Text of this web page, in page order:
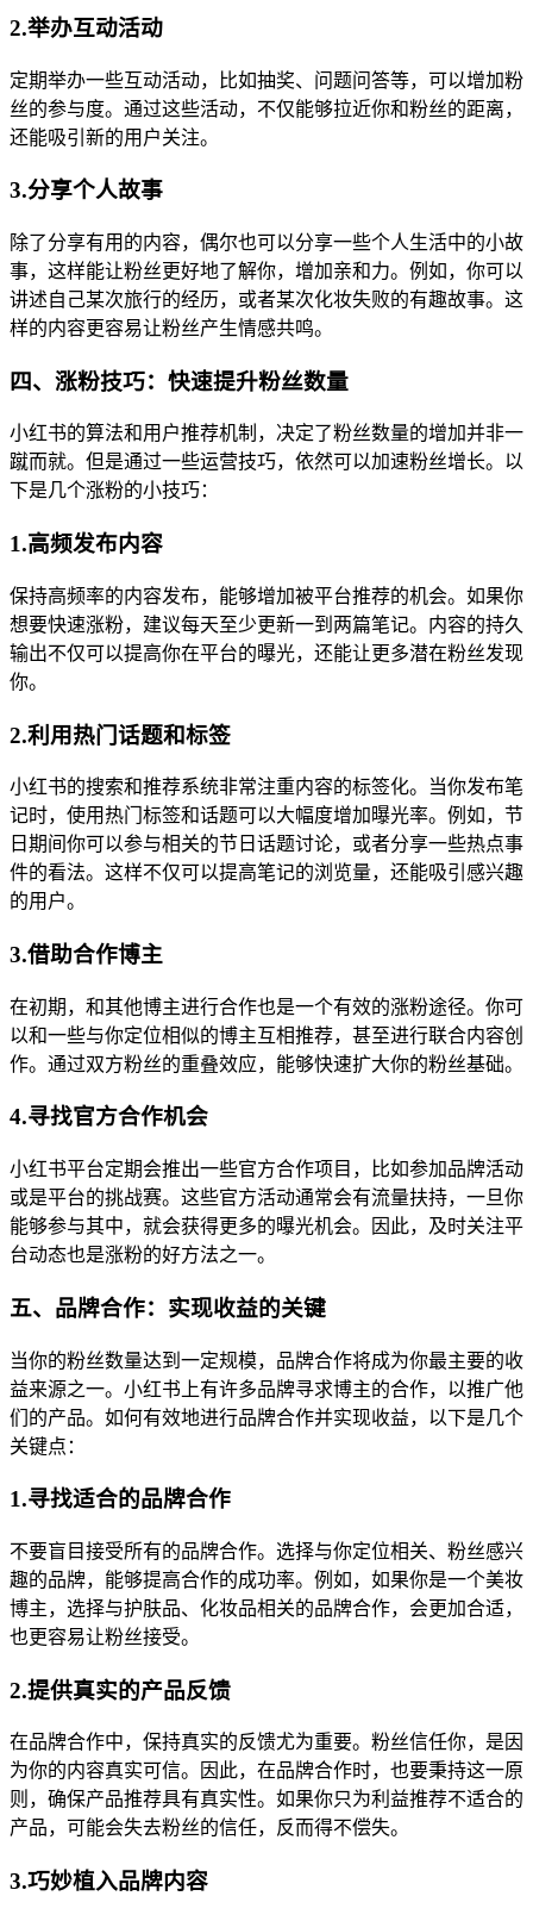
2.举办互动活动
定期举办一些互动活动，比如抽奖、问题问答等，可以增加粉
丝的参与度。通过这些活动，不仅能够拉近你和粉丝的距离，
还能吸引新的用户关注。
3.分享个人故事
除了分享有用的内容，偶尔也可以分享一些个人生活中的小故
事，这样能让粉丝更好地了解你，增加亲和力。例如，你可以
讲述自己某次旅行的经历，或者某次化妆失败的有趣故事。这
样的内容更容易让粉丝产生情感共鸣。
四、涨粉技巧：快速提升粉丝数量
小红书的算法和用户推荐机制，决定了粉丝数量的增加并非一
蹴而就。但是通过一些运营技巧，依然可以加速粉丝增长。以
下是几个涨粉的小技巧：
1.高频发布内容
保持高频率的内容发布，能够增加被平台推荐的机会。如果你
想要快速涨粉，建议每天至少更新一到两篇笔记。内容的持久
输出不仅可以提高你在平台的曝光，还能让更多潜在粉丝发现
你。
2.利用热门话题和标签
小红书的搜索和推荐系统非常注重内容的标签化。当你发布笔
记时，使用热门标签和话题可以大幅度增加曝光率。例如，节
日期间你可以参与相关的节日话题讨论，或者分享一些热点事
件的看法。这样不仅可以提高笔记的浏览量，还能吸引感兴趣
的用户。
3.借助合作博主
在初期，和其他博主进行合作也是一个有效的涨粉途径。你可
以和一些与你定位相似的博主互相推荐，甚至进行联合内容创
作。通过双方粉丝的重叠效应，能够快速扩大你的粉丝基础。
4.寻找官方合作机会
小红书平台定期会推出一些官方合作项目，比如参加品牌活动
或是平台的挑战赛。这些官方活动通常会有流量扶持，一旦你
能够参与其中，就会获得更多的曝光机会。因此，及时关注平
台动态也是涨粉的好方法之一。
五、品牌合作：实现收益的关键
当你的粉丝数量达到一定规模，品牌合作将成为你最主要的收
益来源之一。小红书上有许多品牌寻求博主的合作，以推广他
们的产品。如何有效地进行品牌合作并实现收益，以下是几个
关键点：
1.寻找适合的品牌合作
不要盲目接受所有的品牌合作。选择与你定位相关、粉丝感兴
趣的品牌，能够提高合作的成功率。例如，如果你是一个美妆
博主，选择与护肤品、化妆品相关的品牌合作，会更加合适，
也更容易让粉丝接受。
2.提供真实的产品反馈
在品牌合作中，保持真实的反馈尤为重要。粉丝信任你，是因
为你的内容真实可信。因此，在品牌合作时，也要秉持这一原
则，确保产品推荐具有真实性。如果你只为利益推荐不适合的
产品，可能会失去粉丝的信任，反而得不偿失。
3.巧妙植入品牌内容